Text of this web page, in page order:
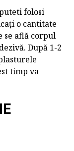
folosi
o cantitate
se află corpul
După 1-2
timp va